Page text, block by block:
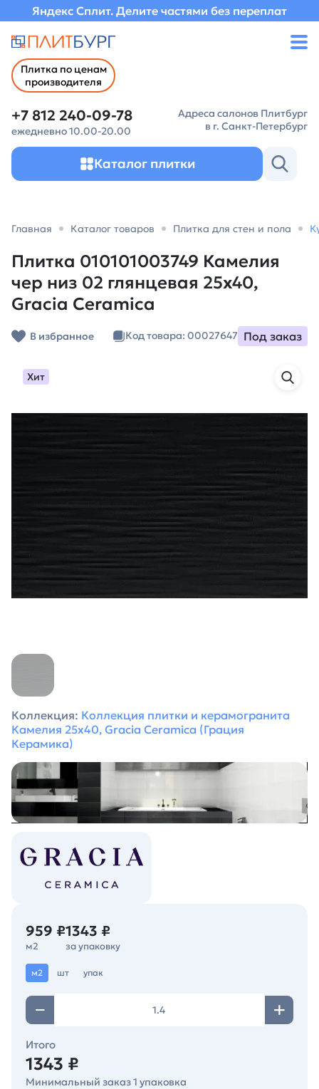
Яндекс Сплит. Делите частями без переплат
Плитка по ценам
производителя
+7 812 240-09-78
ежедневно 10.00-20.00
Адреса салонов Плитбург
в г. Санкт-Петербург
Каталог плитки
Главная Каталог товаров Плитка для стен и пола
Плитка 010101003749 Камелия
чер низ 02 глянцевая 25х40,
Gracia Ceramica
В избранное Код товара: 00027647 Под заказ
Хит
Коллекция: Коллекция плитки и керамогранита
Камелия 25х40, Gracia Ceramica (Грация
Керамика)
959 ₽
м2
1343 ₽
за упаковку
м2 шт упак
Итого
1343 ₽
Минимальный заказ 1 упаковка